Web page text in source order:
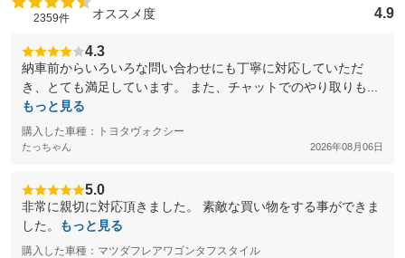
2359件 オススメ度 4.9
4.3
納車前からいろいろな問い合わせにも丁寧に対応していただ
き、とても満足しています。 また、チャットでのやり取りも...
もっと見る
購入した車種：トヨタヴォクシー
たっちゃん 2026年08月06日
5.0
非常に親切に対応頂きました。 素敵な買い物をする事ができま
した。
もっと見る
購入した車種：マツダフレアワゴンタフスタイル